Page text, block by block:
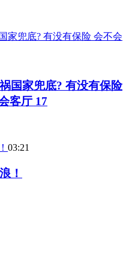
国家兜底? 有没有保险
客厅 17
03:21
！